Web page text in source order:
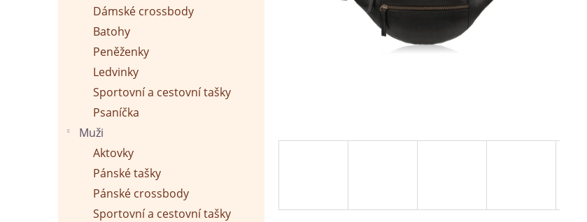
Dámské crossbody
Batohy
Peněženky
Ledvinky
Sportovní a cestovní tašky
Psaníčka
Muži
Aktovky
Pánské tašky
Pánské crossbody
Sportovní a cestovní tašky